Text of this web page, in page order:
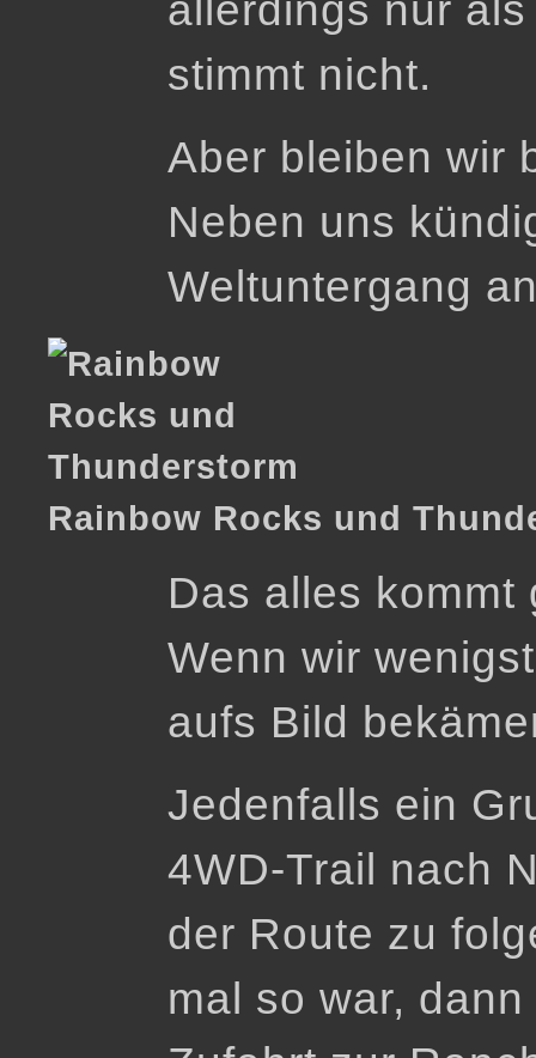
allerdings nur
stimmt nicht.
Aber bleiben wir
Neben uns
Weltuntergang
Rainbow Rocks und
Das alles kommt
Wenn wir
aufs Bild
Jedenfalls ein
4WD-Trail nach
der Route zu
mal so war,